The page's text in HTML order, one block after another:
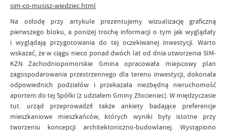
sim-co-musisz-wiedziec.html
Na osłodę przy artykule prezentujemy wizualizację graficzną
pierwszego bloku, a poniżej trochę informacji o tym jak wyglądały
i wyglądają przygotowania do tej oczekiwanej inwestycji. Warto
wskazać, że w ciągu nieco ponad dwóch lat od dnia utworzenia SIM-
KZN Zachodniopomorskie Gmina opracowała miejscowy plan
zagospodarowania przestrzennego dla terenu inwestycji, dokonała
odpowiednich podziałów i przekazała niezbędną nieruchomość
aportem do tej Spółki (z udziałem Gminy Złocieniec). W międzyczasie
tut. urząd przeprowadził także ankiety badające preferencje
mieszkaniowe mieszkańców, których wyniki były istotne przy
tworzeniu koncepcji architektoniczno-budowlanej. Wystąpiono